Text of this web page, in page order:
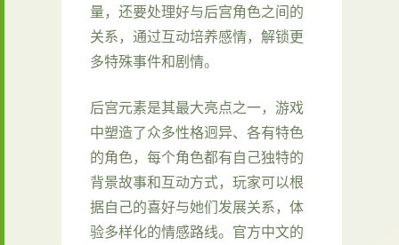
量，还要处理好与后宫角色之间的
关系，通过互动培养感情，解锁更
多特殊事件和剧情。
后宫元素是其最大亮点之一，游戏
中塑造了众多性格迥异、各有特色
的角色，每个角色都有自己独特的
背景故事和互动方式，玩家可以根
据自己的喜好与她们发展关系，体
验多样化的情感路线。官方中文的